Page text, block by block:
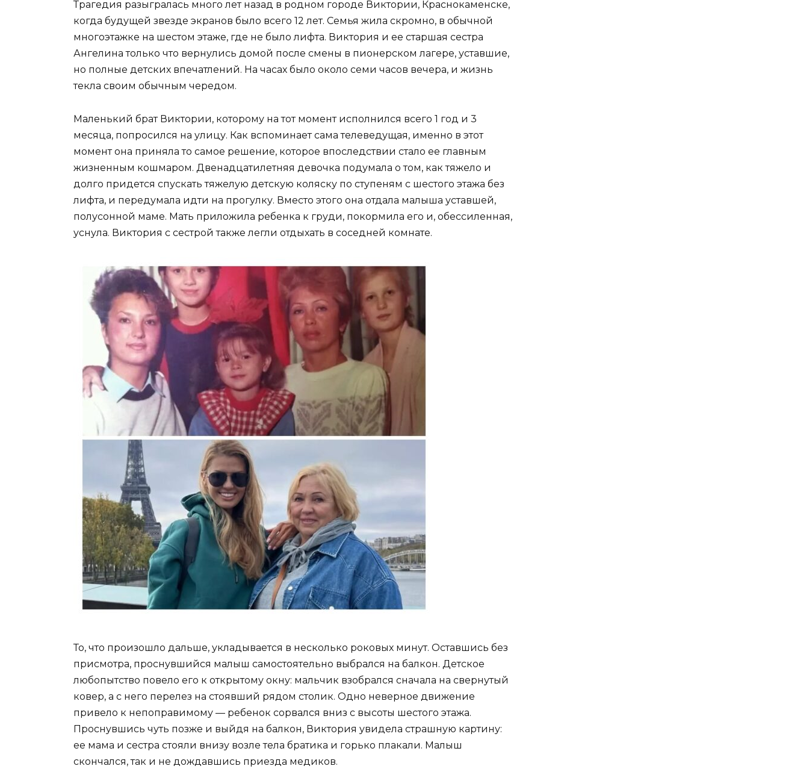
Трагедия разыгралась много лет назад в родном городе Виктории, Краснокаменске,
когда будущей звезде экранов было всего 12 лет. Семья жила скромно, в обычной
многоэтажке на шестом этаже, где не было лифта. Виктория и ее старшая сестра
Ангелина только что вернулись домой после смены в пионерском лагере, уставшие,
но полные детских впечатлений. На часах было около семи часов вечера, и жизнь
текла своим обычным чередом.
Маленький брат Виктории, которому на тот момент исполнился всего 1 год и 3
месяца, попросился на улицу. Как вспоминает сама телеведущая, именно в этот
момент она приняла то самое решение, которое впоследствии стало ее главным
жизненным кошмаром. Двенадцатилетняя девочка подумала о том, как тяжело и
долго придется спускать тяжелую детскую коляску по ступеням с шестого этажа без
лифта, и передумала идти на прогулку. Вместо этого она отдала малыша уставшей,
полусонной маме. Мать приложила ребенка к груди, покормила его и, обессиленная,
уснула. Виктория с сестрой также легли отдыхать в соседней комнате.
То, что произошло дальше, укладывается в несколько роковых минут. Оставшись без
присмотра, проснувшийся малыш самостоятельно выбрался на балкон. Детское
любопытство повело его к открытому окну: мальчик взобрался сначала на свернутый
ковер, а с него перелез на стоявший рядом столик. Одно неверное движение
привело к непоправимому — ребенок сорвался вниз с высоты шестого этажа.
Проснувшись чуть позже и выйдя на балкон, Виктория увидела страшную картину:
ее мама и сестра стояли внизу возле тела братика и горько плакали. Малыш
скончался, так и не дождавшись приезда медиков.